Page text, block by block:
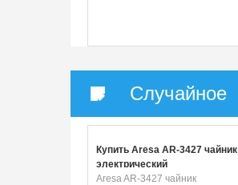
Случайное
Купить Aresa AR-3427 чайник
электрический
Aresa AR-3427 чайник